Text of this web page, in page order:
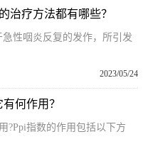
治疗方法都有哪些？
性咽炎反复的发作，所引发
2023/05/24
何作用？
?Ppi指数的作用包括以下方